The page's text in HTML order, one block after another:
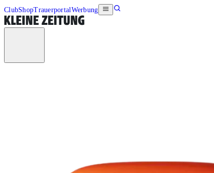
ClubShopTrauerportalWerbung